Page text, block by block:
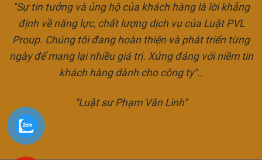
"Sự tin tưởng và ủng hộ của khách hàng là lời khẳng
định về năng lực, chất lượng dịch vụ của Luật PVL
Proup. Chúng tôi đang hoàn thiện và phát triển từng
ngày để mang lại nhiều giá trị. Xứng đáng với niềm tin
khách hàng dành cho công ty"..
"Luật sư Phạm Văn Linh"